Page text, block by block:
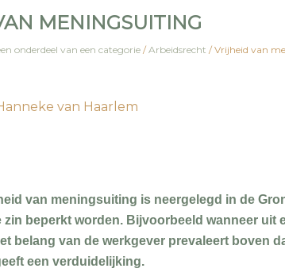
MENINGSUITING
onderdeel van een categorie / Arbeidsrecht /Vrijheid van
van Haarlem
van meningsuiting is neergelegd in de
beperkt worden. Bijvoorbeeld wanneer uit
belang van de werkgever prevaleert boven
een verduidelijking.